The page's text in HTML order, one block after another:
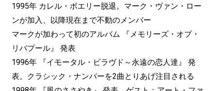
1995年 カレル・ボエリー脱退。マーク・ヴァン・ロー
ンが加入、以降現在まで不動のメンバー
マークが加わって初のアルバム 『メモリーズ・オブ・
リバプール』 発表
1996年 『イモータル・ビラヴド～永遠の恋人達』 発
表。クラシック・ナンバーを2曲とりあげ注目される